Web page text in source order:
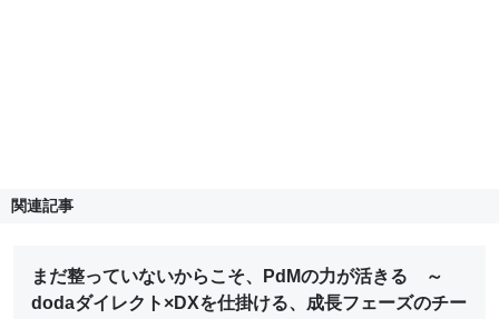
関連記事
まだ整っていないからこそ、PdMの力が活きる ～
dodaダイレクト×DXを仕掛ける、成長フェーズのチー